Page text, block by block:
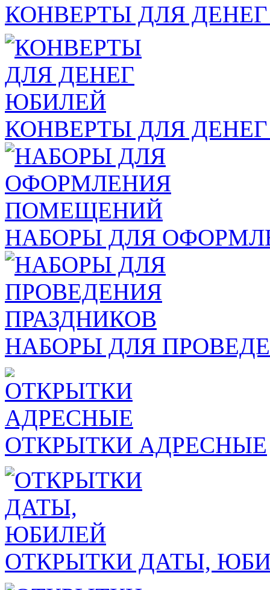
КОНВЕРТЫ ДЛЯ
КОНВЕРТЫ ДЛЯ
НАБОРЫ ДЛЯ
НАБОРЫ ДЛЯ
ОТКРЫТКИ АДРЕСНЫЕ
ОТКРЫТКИ ДАТЫ,